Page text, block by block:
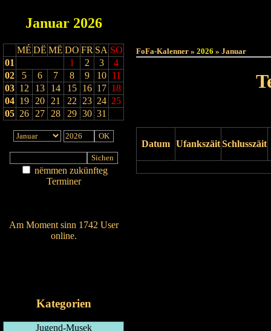
Januar 2026
MÉ DË MË DO FR SA SO
01
1 2 3
4
02
5 6 7 8 9 10
11
03 12 13 14 15 16 17 18
04 19 20 21 22 23 24 25
05 26 27 28 29 30 31
nëmmen zukünfteg
Terminer
Am Moment sinn 1742 User
online.
Kategorien
Jugend-Musek
FoFa-Kalenner » 2026 » Januar
Datum UfankszäitSchlusszäit